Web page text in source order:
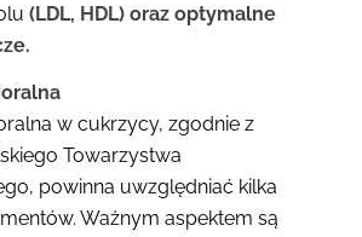
(LDL, HDL) oraz optymalne
w cukrzycy, zgodnie z
Towarzystwa
powinna uwzględniać kilka
Ważnym aspektem są